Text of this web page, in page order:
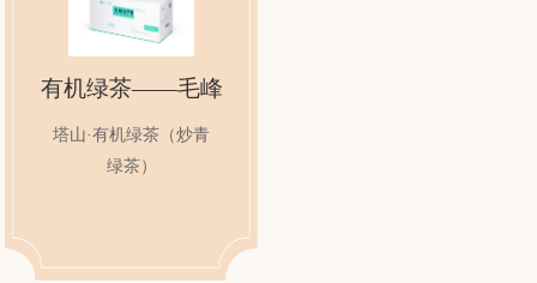
有机绿茶——毛峰
塔山·有机绿茶（炒青
绿茶）